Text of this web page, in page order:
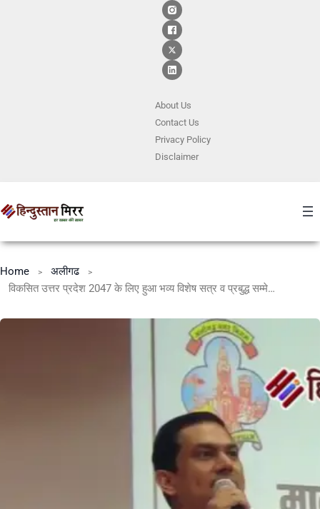
About Us
ContactUs
Privacy Policy
Disclaimer
Home
अलीगढ
विकसित उत्तर प्रदेश 2047 के लिए हुआ भव्य विशेष सत्र व प्रबुद्ध सम्मेलन